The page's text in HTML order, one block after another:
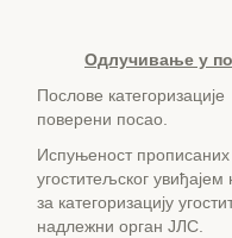
Одлучивање у
Послове
поверени посао.
Испуњеност прописаних
угоститељског
за категоризацију
надлежни орган ЈЛС.